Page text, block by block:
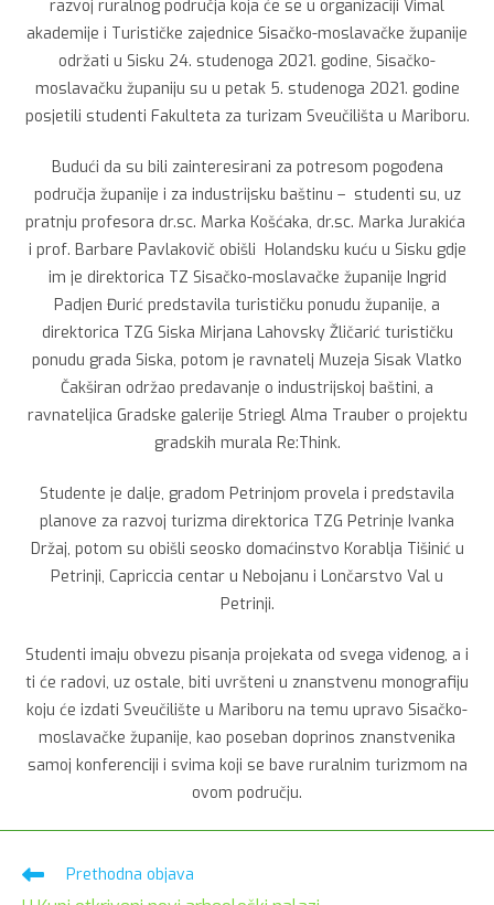
razvoj ruralnog područja koja će se u organizaciji Vimal
akademije i Turističke zajednice Sisačko-moslavačke županije
održati u Sisku 24. studenoga 2021. godine, Sisačko-
moslavačku županiju su u petak 5. studenoga 2021. godine
posjetili studenti Fakulteta za turizam Sveučilišta u Mariboru.
Budući da su bili zainteresirani za potresom pogođena
područja županije i za industrijsku baštinu – studenti su, uz
pratnju profesora dr.sc. Marka Košćaka, dr.sc. Marka Jurakića
i prof. Barbare Pavlakovič obišli Holandsku kuću u Sisku gdje
im je direktorica TZ Sisačko-moslavačke županije Ingrid
Padjen Đurić predstavila turističku ponudu županije, a
direktorica TZG Siska Mirjana Lahovsky Žličarić turističku
ponudu grada Siska, potom je ravnatelj Muzeja Sisak Vlatko
Čakširan održao predavanje o industrijskoj baštini, a
ravnateljica Gradske galerije Striegl Alma Trauber o projektu
gradskih murala Re:Think.
Studente je dalje, gradom Petrinjom provela i predstavila
planove za razvoj turizma direktorica TZG Petrinje Ivanka
Držaj, potom su obišli seosko domaćinstvo Korablja Tišinić u
Petrinji, Capriccia centar u Nebojanu i Lončarstvo Val u
Petrinji.
Studenti imaju obvezu pisanja projekata od svega viđenog, a i
ti će radovi, uz ostale, biti uvršteni u znanstvenu monografiju
koju će izdati Sveučilište u Mariboru na temu upravo Sisačko-
moslavačke županije, kao poseban doprinos znanstvenika
samoj konferenciji i svima koji se bave ruralnim turizmom na
ovom području.
PročitajPrethodna objava